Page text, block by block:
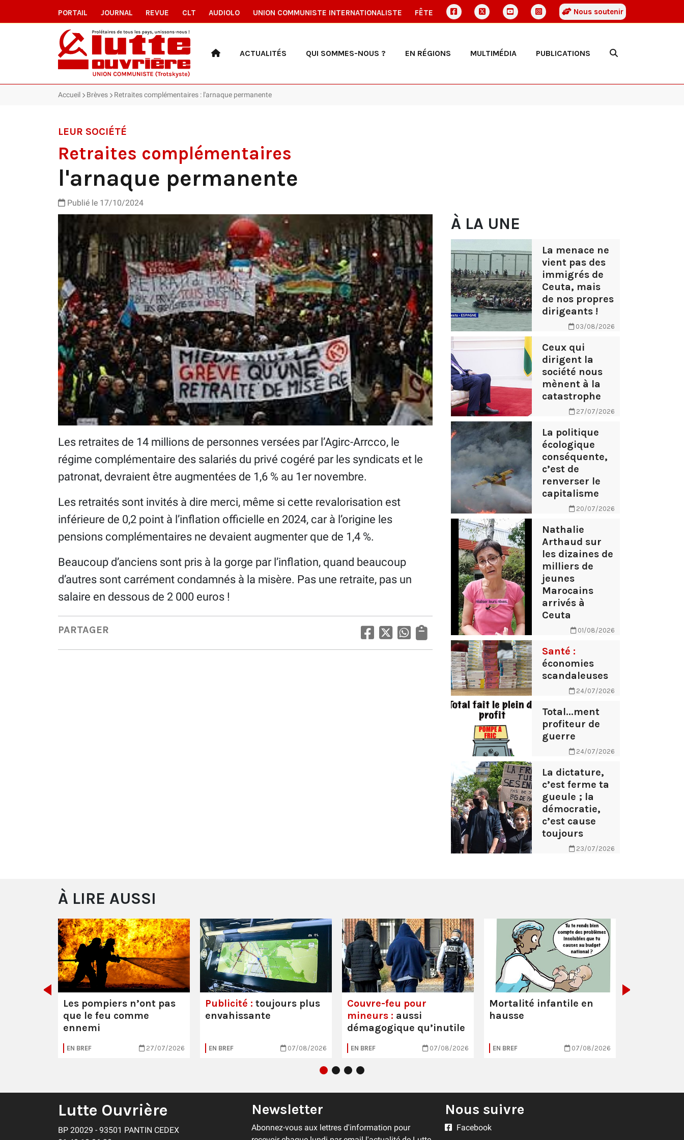
PORTAIL JOURNAL REVUE CLT AUDIOLO UNION COMMUNISTE INTERNATIONALISTE FÊTE Nous soutenir
ACTUALITÉS QUI SOMMES-NOUS ? EN RÉGIONS MULTIMÉDIA PUBLICATIONS
Accueil Brèves Retraites complémentaires : l'arnaque permanente
LEUR SOCIÉTÉ
Retraites complémentaires
l'arnaque permanente
Publié le 17/10/2024
Les retraites de 14 millions de personnes versées par l’Agirc-Arrcco, le
régime complémentaire des salariés du privé cogéré par les syndicats et le
patronat, devraient être augmentées de 1,6 % au 1er novembre.
Les retraités sont invités à dire merci, même si cette revalorisation est
inférieure de 0,2 point à l’inflation officielle en 2024, car à l’origine les
pensions complémentaires ne devaient augmenter que de 1,4 %.
Beaucoup d’anciens sont pris à la gorge par l’inflation, quand beaucoup
d’autres sont carrément condamnés à la misère. Pas une retraite, pas un
salaire en dessous de 2 000 euros !
PARTAGER
À LA UNE
La menace ne
vient pas des
immigrés de
Ceuta, mais
de nos propres
dirigeants !
03/08/2026
Ceux qui
dirigent la
société nous
mènent à la
catastrophe
27/07/2026
La politique
écologique
conséquente,
c’est de
renverser le
capitalisme
20/07/2026
Nathalie
Arthaud sur
les dizaines de
milliers de
jeunes
Marocains
arrivés à
Ceuta
01/08/2026
Santé :
économies
scandaleuses
24/07/2026
Total...ment
profiteur de
guerre
24/07/2026
La dictature,
c’est ferme ta
gueule ; la
démocratie,
c’est cause
toujours
23/07/2026
À LIRE AUSSI
Les pompiers n’ont pas
que le feu comme
ennemi
EN BREF 27/07/2026
Publicité : toujours plus
envahissante
EN BREF 07/08/2026
Couvre-feu pour
mineurs : aussi
démagogique qu’inutile
EN BREF 07/08/2026
Mortalité infantile en
hausse
EN BREF 07/08/2026
Lutte Ouvrière
BP 20029 - 93501 PANTIN CEDEX
Newsletter
Abonnez-vous aux lettres d'information pour
Nous suivre
Facebook